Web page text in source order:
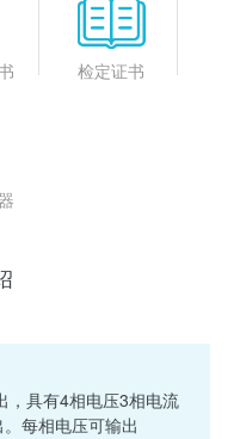
检定证书
具有4相电压3相电流
每相电压可输出